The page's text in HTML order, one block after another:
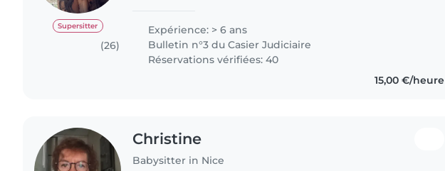
Supersitter
(26)
Expérience: > 6 ans
Bulletin n°3 du Casier Judiciaire
Réservations vérifiées: 40
15,00 €/heure
Christine
Babysitter in Nice